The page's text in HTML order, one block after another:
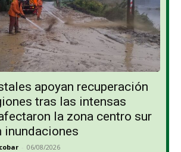
apoyan recuperación
tras las intensas
la zona centro sur
inundaciones
- 06/08/2026